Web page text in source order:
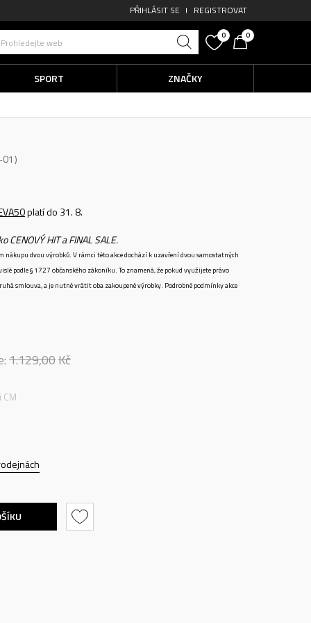
PŘIHLÁSIT SE REGISTROVAT
Prohledejte web
0 0
SPORT ZNAČKY
platí do 31. 8.
HIT a FINAL SALE.
nákupu dvou výrobků. V rámci této akce dochází k uzavření dvou samostatných
podle § 1727 občanského zákoníku. To znamená, že pokud využijete právo
smlouva, a je nutné vrátit oba zakoupené výrobky. Podrobné podmínky akce
1.129,00Kč